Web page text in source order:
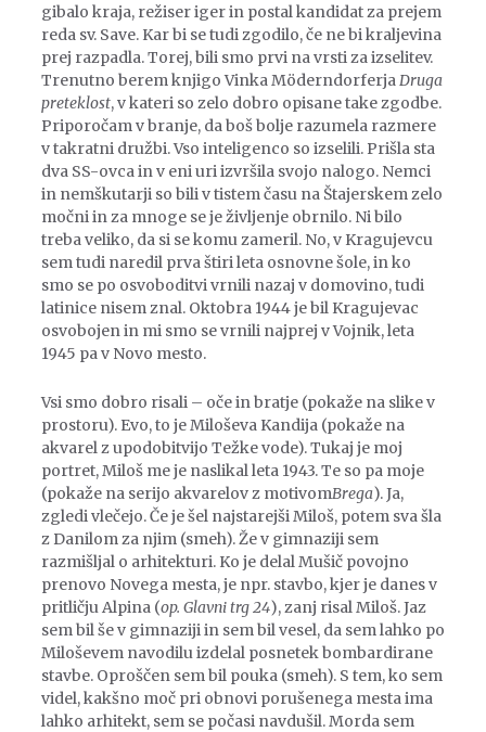
gibalo kraja, režiser iger in postal kandidat za prejem
reda sv. Save. Kar bi se tudi zgodilo, če ne bi kraljevina
prej razpadla. Torej, bili smo prvi na vrsti za izselitev.
Trenutno berem knjigo Vinka MöderndorferjaDruga
preteklost, v kateri so zelo dobro opisane take zgodbe.
Priporočam v branje, da boš bolje razumela razmere
v takratni družbi. Vso inteligenco so izselili. Prišla sta
dva SS-ovca in v eni uri izvršila svojo nalogo. Nemci
in nemškutarji so bili v tistem času na Štajerskem zelo
močni in za mnoge se je življenje obrnilo. Ni bilo
treba veliko, da si se komu zameril. No, v Kragujevcu
sem tudi naredil prva štiri leta osnovne šole, in ko
smo se po osvoboditvi vrnili nazaj v domovino, tudi
latinice nisem znal. Oktobra 1944 je bil Kragujevac
osvobojen in mi smo se vrnili najprej v Vojnik, leta
1945 pa v Novo mesto.
Vsi smo dobro risali – oče in bratje (pokaže na slike v
prostoru). Evo, to je Miloševa Kandija (pokaže na
akvarel z upodobitvijo Težke vode). Tukaj je moj
portret, Miloš me je naslikal leta 1943. Te so pa moje
(pokaže na serijo akvarelov z motivomBrega). Ja,
zgledi vlečejo. Če je šel najstarejši Miloš, potem sva šla
z Danilom za njim (smeh). Že v gimnaziji sem
razmišljal o arhitekturi. Ko je delal Mušič povojno
prenovo Novega mesta, je npr. stavbo, kjer je danes v
pritličju Alpina (op. Glavni trg 24), zanj risal Miloš. Jaz
sem bil še v gimnaziji in sem bil vesel, da sem lahko po
Miloševem navodilu izdelal posnetek bombardirane
stavbe. Oproščen sem bil pouka (smeh). S tem, ko sem
videl, kakšno moč pri obnovi porušenega mesta ima
lahko arhitekt, sem se počasi navdušil. Morda sem